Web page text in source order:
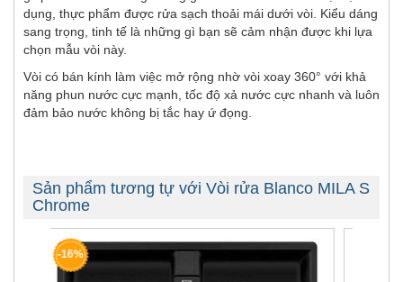
dụng, thực phẩm được rửa sạch thoải mái dưới vòi. Kiểu dáng
sang trọng, tinh tế là những gì bạn sẽ cảm nhận được khi lựa
chọn mẫu vòi này.
Vòi có bán kính làm việc mở rộng nhờ vòi xoay 360° với khả
năng phun nước cực mạnh, tốc độ xả nước cực nhanh và luôn
đảm bảo nước không bị tắc hay ứ đọng.
Sản phẩm tương tự với Vòi rửa Blanco MILA S
Chrome